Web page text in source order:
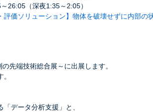
26:05（深夜1:35～2:05）
評価ソリューション】物体を破壊せずに内部の
先端技術総合展～に出展します。
データ分析支援」と、